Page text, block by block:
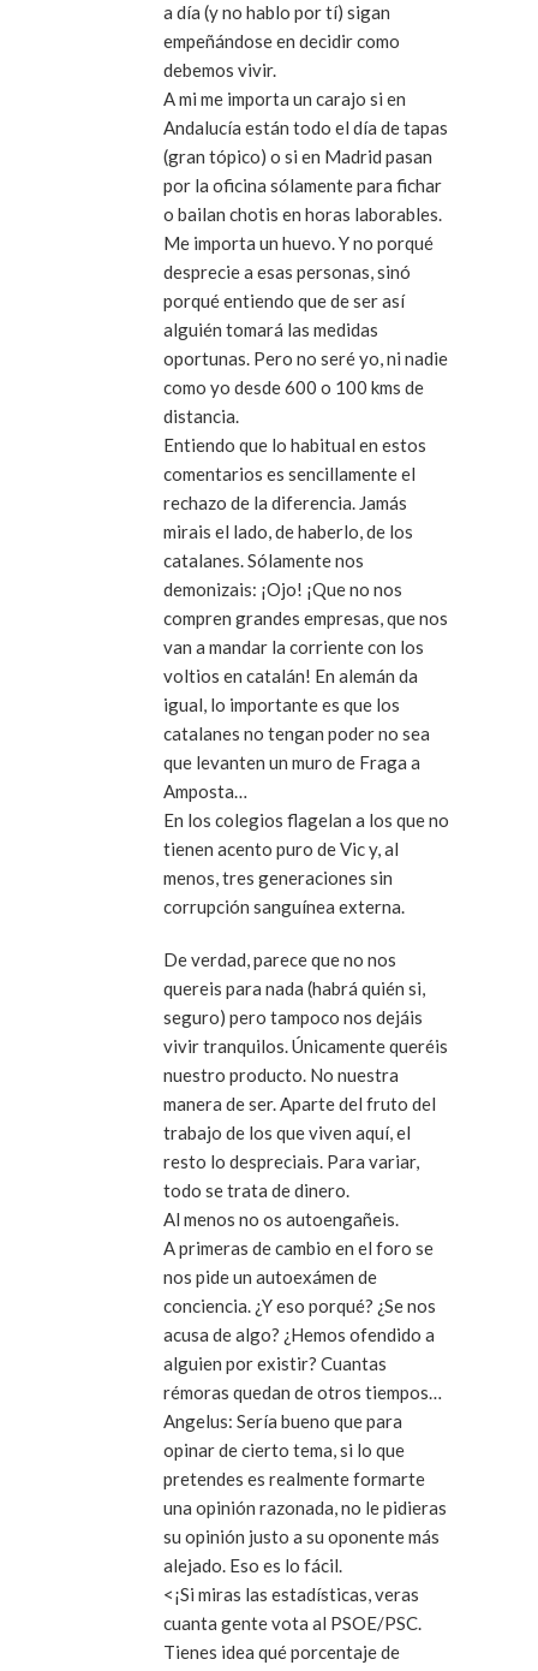
a día (y no hablo por tí) sigan
empeñándose en decidir como
debemos vivir.
A mi me importa un carajo si en
Andalucía están todo el día de tapas
(gran tópico) o si en Madrid pasan
por la oficina sólamente para fichar
o bailan chotis en horas laborables.
Me importa un huevo. Y no porqué
desprecie a esas personas, sinó
porqué entiendo que de ser así
alguién tomará las medidas
oportunas. Pero no seré yo, ni nadie
como yo desde 600 o 100 kms de
distancia.
Entiendo que lo habitual en estos
comentarios es sencillamente el
rechazo de la diferencia. Jamás
mirais el lado, de haberlo, de los
catalanes. Sólamente nos
demonizais: ¡Ojo! ¡Que no nos
compren grandes empresas, que nos
van a mandar la corriente con los
voltios en catalán! En alemán da
igual, lo importante es que los
catalanes no tengan poder no sea
que levanten un muro de Fraga a
Amposta…
En los colegios flagelan a los que no
tienen acento puro de Vic y, al
menos, tres generaciones sin
corrupción sanguínea externa.
De verdad, parece que no nos
quereis para nada (habrá quién si,
seguro) pero tampoco nos dejáis
vivir tranquilos. Únicamente queréis
nuestro producto. No nuestra
manera de ser. Aparte del fruto del
trabajo de los que viven aquí, el
resto lo despreciais. Para variar,
todo se trata de dinero.
Al menos no os autoengañeis.
A primeras de cambio en el foro se
nos pide un autoexámen de
conciencia. ¿Y eso porqué? ¿Se nos
acusa de algo? ¿Hemos ofendido a
alguien por existir? Cuantas
rémoras quedan de otros tiempos…
Angelus: Sería bueno que para
opinar de cierto tema, si lo que
pretendes es realmente formarte
una opinión razonada, no le pidieras
su opinión justo a su oponente más
alejado. Eso es lo fácil.
<¡Si miras las estadísticas, veras
cuanta gente vota al PSOE/PSC.
Tienes idea qué porcentaje de